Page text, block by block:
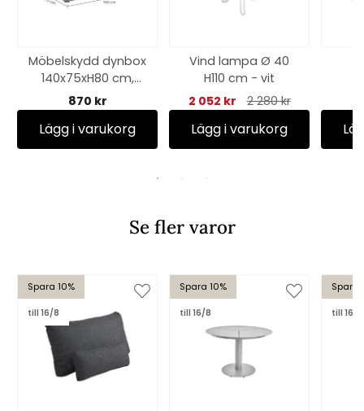
Möbelskydd dynbox
140x75xH80 cm,
andas - svart
870 kr
Lägg i varukorg
Vind lampa Ø 40
H110 cm - vit
2 052 kr
2 280 kr
Lägg i varukorg
Se fler varor
Spara 10%
till 16/8
Spara 10%
till 16/8
Spara
till 16/8